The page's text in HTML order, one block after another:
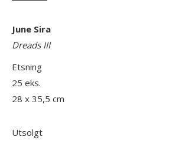
June Sira
Dreads III
Etsning
25 eks.
28 x 35,5 cm
Utsolgt